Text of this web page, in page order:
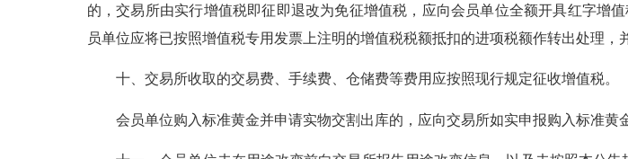
的，交易所由实行增值税即征即退改为免征增值税，应向会员单位全额开具红字增
员单位应将已按照增值税专用发票上注明的增值税税额抵扣的进项税额作转出处理，
十、交易所收取的交易费、手续费、仓储费等费用应按照现行规定征收增值税。
会员单位购入标准黄金并申请实物交割出库的，应向交易所如实申报购入标准黄